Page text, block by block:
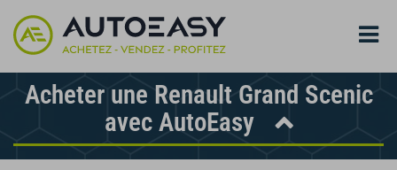
Acheter une Renault Grand Scenic
avec AutoEasy